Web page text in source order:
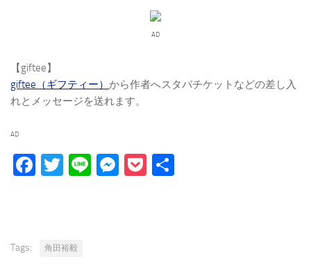
AD
【giftee】
giftee（ギフティー） から作者へスタバチケットなどの差し入
れとメッセージを送れます。
AD
Facebook
Twitter
LineMessenger
Pocket
Tags: 角田裕毅